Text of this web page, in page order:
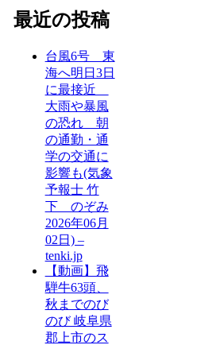
最近の投稿
台風6号 東
海へ明日3日
に最接近
大雨や暴風
の恐れ 朝
の通勤・通
学の交通に
影響も(気象
予報士 竹
下 のぞみ
2026年06月
02日) –
tenki.jp
【動画】飛
騨牛63頭、
秋までのび
のび 岐阜県
郡上市のス